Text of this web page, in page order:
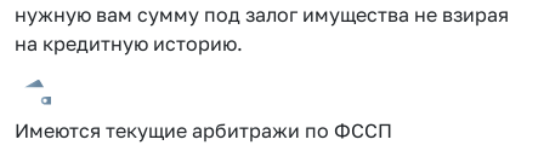
нужную вам сумму под залог имущества не взирая
на кредитную историю.
Имеются текущие арбитражи по ФССП